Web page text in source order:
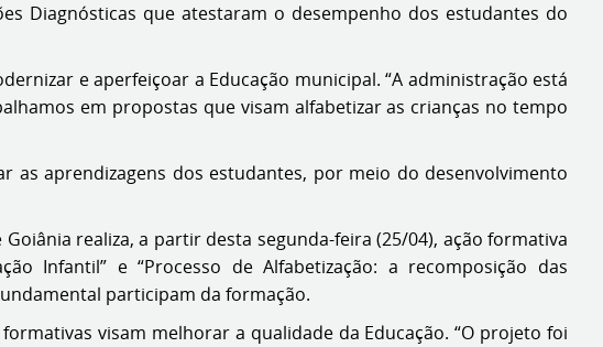
Diagnósticas que atestaram o desempenho dos estudantes do
e aperfeiçoar a Educação municipal. “A administração está
em propostas que visam alfabetizar as crianças no tempo
aprendizagens dos estudantes, por meio do desenvolvimento
realiza, a partir desta segunda-feira (25/04), ação formativa
Infantil” e “Processo de Alfabetização: a recomposição das
participam da formação.
visam melhorar a qualidade da Educação. “O projeto foi